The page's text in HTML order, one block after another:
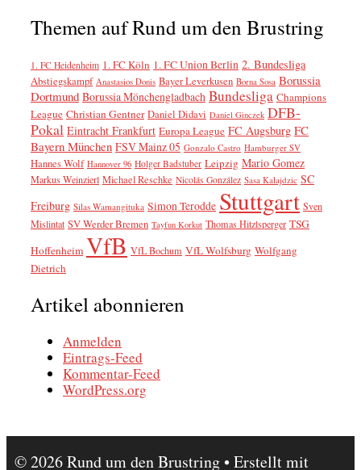
Themen auf Rund um den Brustring
1. FC Heidenheim 1. FC Köln 1. FC Union Berlin 2. Bundesliga
Abstiegskampf Anastasios Donis Bayer Leverkusen Borna Sosa Borussia
Dortmund Borussia Mönchengladbach Bundesliga Champions
League Christian Gentner Daniel Didavi Daniel Ginczek DFB-
Pokal Eintracht Frankfurt Europa League FC Augsburg FC
Bayern München FSV Mainz 05 Gonzalo Castro Hamburger SV
Hannes Wolf Hannover 96 Holger Badstuber Leipzig Mario Gomez
Markus Weinzierl Michael Reschke Nicolás González Sasa Kalajdzic SC
Freiburg Silas Wamangituka Simon Terodde Stuttgart Sven
Mislintat SV Werder Bremen Tayfun Korkut Thomas Hitzlsperger TSG
Hoffenheim VfB VfL Bochum VfL Wolfsburg Wolfgang
Dietrich
Artikel abonnieren
Anmelden
Eintrags-Feed
Kommentar-Feed
WordPress.org
© 2026 Rund um den Brustring• Erstellt mit